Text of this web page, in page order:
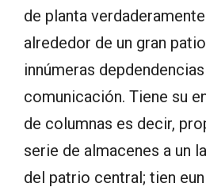
de planta
alrededor de un gran
innúmeras
comunicación. Tiene su
de columnas es decir,
serie de almacenes a un
del patrio central; tien